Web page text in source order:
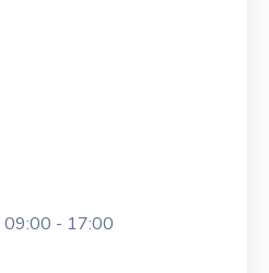
09:00 - 17:00